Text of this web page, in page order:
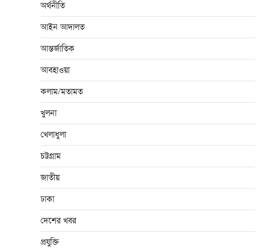
অর্থনীতি
আইন আদালত
আন্তর্জাতিক
আবহাওয়া
কলাম/মতামত
খুলনা
খেলাধুলা
চট্টগ্রাম
জাতীয়
ঢাকা
দেশের খবর
প্রযুক্তি